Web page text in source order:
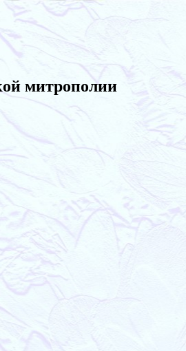
митрополии